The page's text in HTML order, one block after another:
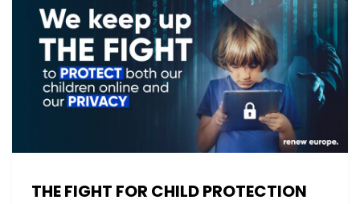
THE FIGHT FOR CHILD PROTECTION